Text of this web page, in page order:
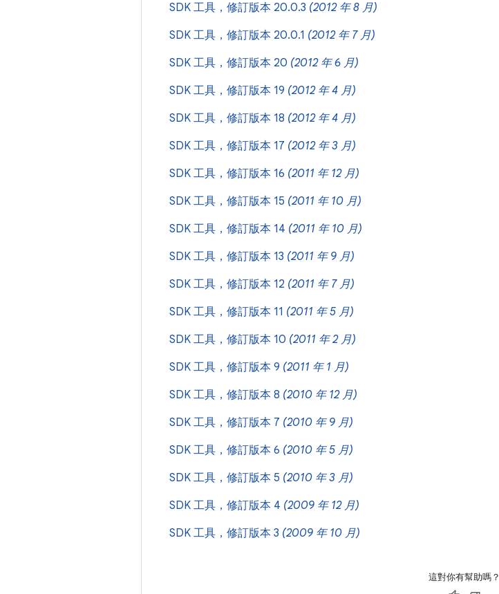
SDK 工具，修訂版本 20.0.3 (2012 年 8 月)
SDK 工具，修訂版本 20.0.1 (2012 年 7 月)
SDK 工具，修訂版本 20 (2012 年 6 月)
SDK 工具，修訂版本 19 (2012 年 4 月)
SDK 工具，修訂版本 18 (2012 年 4 月)
SDK 工具，修訂版本 17 (2012 年 3 月)
SDK 工具，修訂版本 16 (2011 年 12 月)
SDK 工具，修訂版本 15 (2011 年 10 月)
SDK 工具，修訂版本 14 (2011 年 10 月)
SDK 工具，修訂版本 13 (2011 年 9 月)
SDK 工具，修訂版本 12 (2011 年 7 月)
SDK 工具，修訂版本 11 (2011 年 5 月)
SDK 工具，修訂版本 10 (2011 年 2 月)
SDK 工具，修訂版本 9 (2011 年 1 月)
SDK 工具，修訂版本 8 (2010 年 12 月)
SDK 工具，修訂版本 7 (2010 年 9 月)
SDK 工具，修訂版本 6 (2010 年 5 月)
SDK 工具，修訂版本 5 (2010 年 3 月)
SDK 工具，修訂版本 4 (2009 年 12 月)
SDK 工具，修訂版本 3 (2009 年 10 月)
這對你有幫助嗎？